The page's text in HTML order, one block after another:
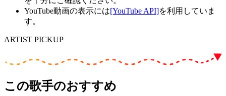
YouTube動画の表示には[YouTube API]を利用していま
す。
ARTIST PICKUP
この歌手のおすすめ